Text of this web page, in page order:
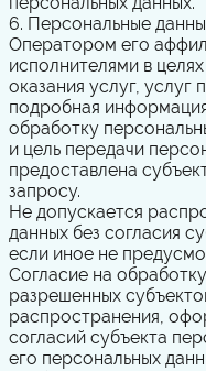
6. Персональные
Оператором его
исполнителями в
оказания услуг,
подробная
обработку
и цель передачи
предоставлена
запросу.
Не допускается
данных без согласия
если иное не
Согласие на
разрешенных
распространения,
согласий субъекта
его персональных